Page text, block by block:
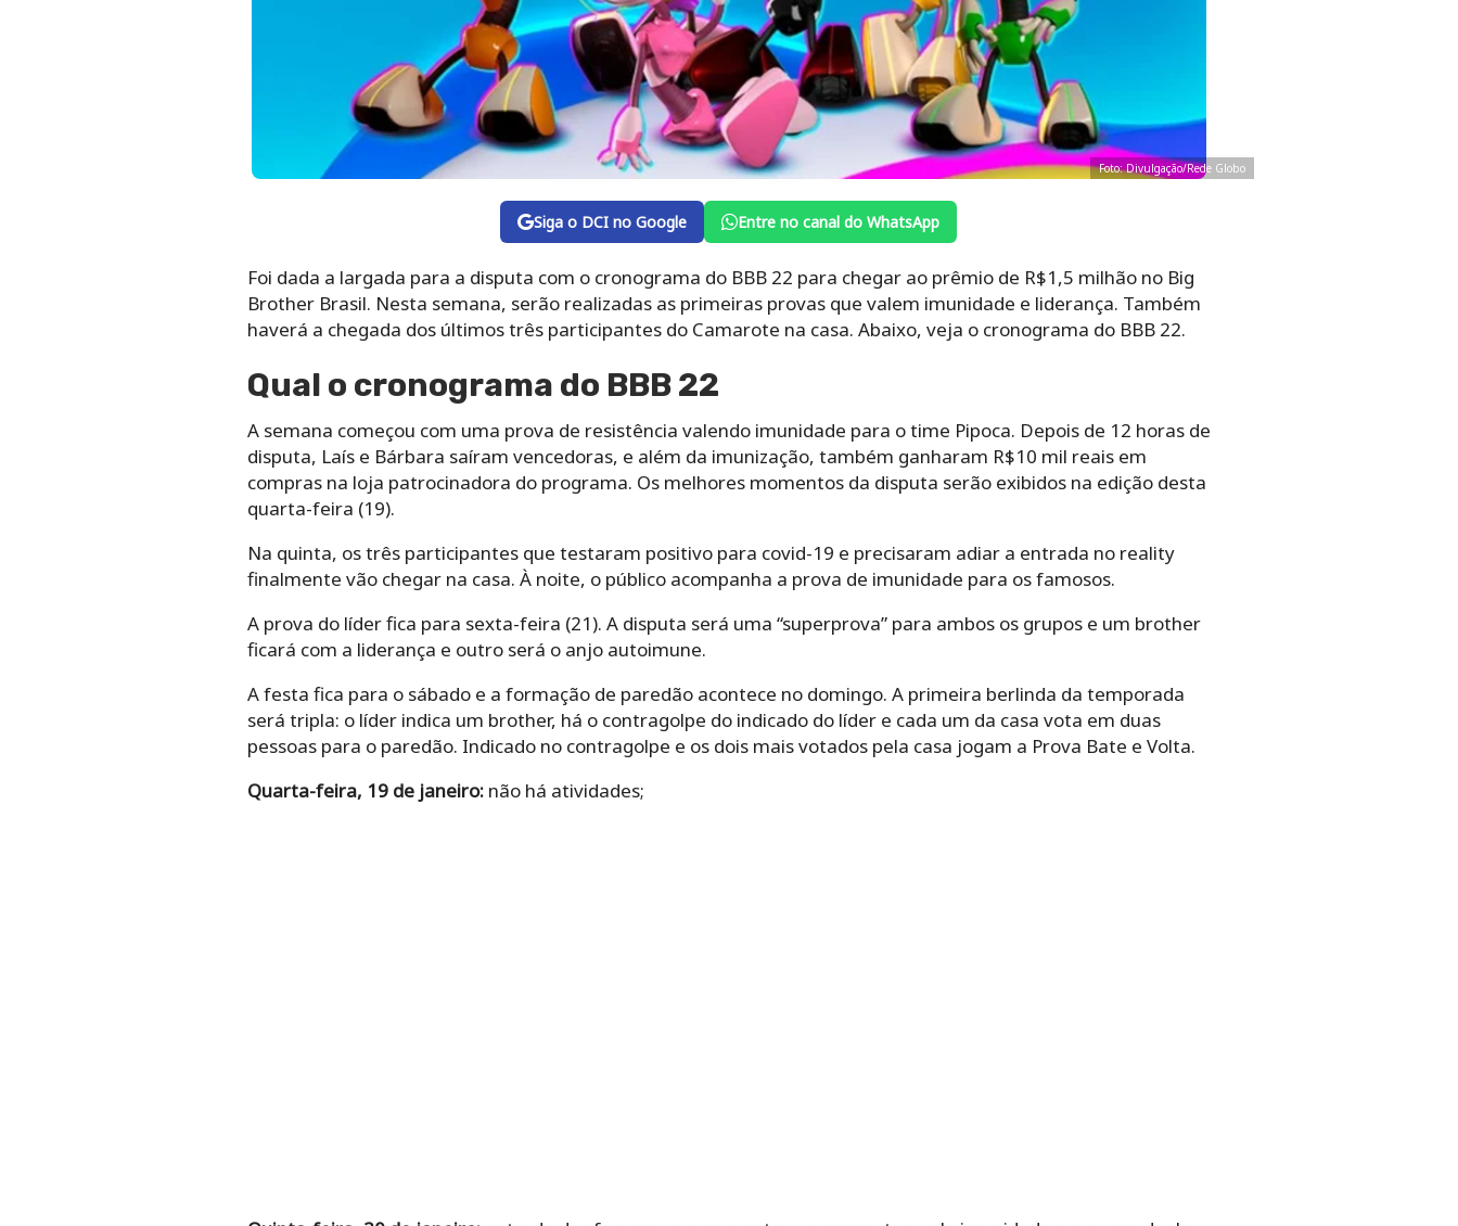
Foto: Divulgação/Rede Globo
Siga o DCI no Google Entre no canal do WhatsApp
Foi dada a largada para a disputa com o cronograma do BBB 22 para chegar ao prêmio de R$1,5 milhão no Big
Brother Brasil. Nesta semana, serão realizadas as primeiras provas que valem imunidade e liderança. Também
haverá a chegada dos últimos três participantes do Camarote na casa. Abaixo, veja o cronograma do BBB 22.
Qual o cronograma do BBB 22
A semana começou com uma prova de resistência valendo imunidade para o time Pipoca. Depois de 12 horas de
disputa, Laís e Bárbara saíram vencedoras, e além da imunização, também ganharam R$10 mil reais em
compras na loja patrocinadora do programa. Os melhores momentos da disputa serão exibidos na edição desta
quarta-feira (19).
Na quinta, os três participantes que testaram positivo para covid-19 e precisaram adiar a entrada no reality
finalmente vão chegar na casa. À noite, o público acompanha a prova de imunidade para os famosos.
A prova do líder fica para sexta-feira (21). A disputa será uma “superprova” para ambos os grupos e um brother
ficará com a liderança e outro será o anjo autoimune.
A festa fica para o sábado e a formação de paredão acontece no domingo. A primeira berlinda da temporada
será tripla: o líder indica um brother, há o contragolpe do indicado do líder e cada um da casa vota em duas
pessoas para o paredão. Indicado no contragolpe e os dois mais votados pela casa jogam a Prova Bate e Volta.
Quarta-feira, 19 de janeiro:não há atividades;